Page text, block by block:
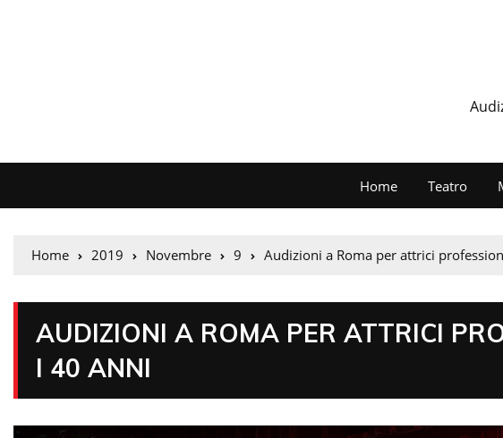
Home Teatro
Home 2019 Novembre 9 Audizioni a Roma per attrici
AUDIZIONI A ROMA PER ATTRICI
I 40 ANNI